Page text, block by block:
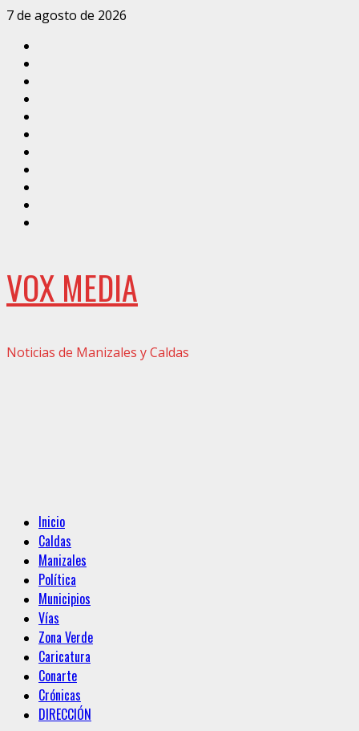
Saltar
contenido
7 de agosto de 2026
VOX MEDIA
Noticias de Manizales y Caldas
Menú
principal
Inicio
Caldas
Manizales
Política
Municipios
Vías
Zona Verde
Caricatura
Conarte
Crónicas
DIRECCIÓN